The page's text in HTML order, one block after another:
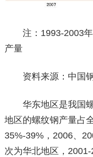
注：1993-2003年
产量
资料来源：中国钢
华东地区是我国螺
地区的螺纹钢产量占
35%-39%，2006、
次为华北地区，